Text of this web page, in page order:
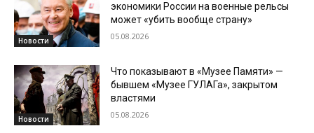
Новости
экономики России на военные рельсы
может «убить вообще страну»
05.08.2026
Новости
Что показывают в «Музее Памяти» —
бывшем «Музее ГУЛАГа», закрытом
властями
05.08.2026